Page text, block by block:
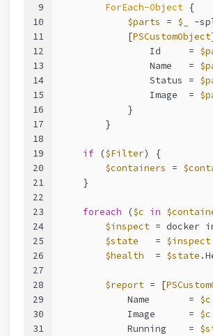
9
10
11
12
13
14
15
16
17
18
19
20
21
22
23
24
25
26
27
28
29
30
31
ForEach-Object {
$parts = $_ -
            [
PSCustomObject
                Id     =
                Name   =
                Status =
                Image  =
            }
        }
if ($Filter) {
$containers =
    }
foreach ($c in
$inspect = docker
$state
   =
$inspect
$health
  =
$state
$report = [
            Name       =
$c
            Image      =
$c
            Running    =